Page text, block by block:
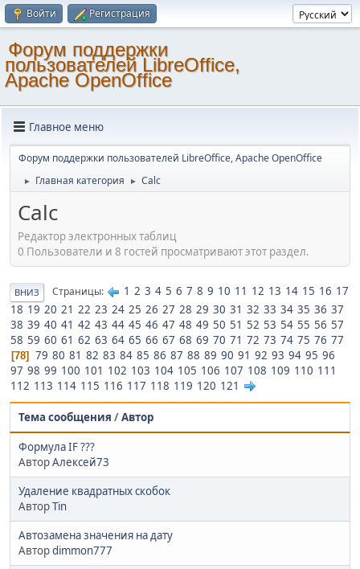
Войти Регистрация
Форум поддержки
пользователей LibreOffice,
Apache OpenOffice
Главное меню
Форум поддержки пользователей LibreOffice, Apache OpenOffice
► Главная категория ► Calc
Calc
Редактор электронных таблиц
0 Пользователи и 8 гостей просматривают этот раздел.
ВНИЗ Страницы 1 2 3 4 5 6 7 8 9 10 11 12 13 14 15 16 17
18 19 20 21 22 23 24 25 26 27 28 29 30 31 32 33 34 35 36 37
38 39 40 41 42 43 44 45 46 47 48 49 50 51 52 53 54 55 56 57
58 59 60 61 62 63 64 65 66 67 68 69 70 71 72 73 74 75 76 77
78 79 80 81 82 83 84 85 86 87 88 89 90 91 92 93 94 95 96
97 98 99 100 101 102 103 104 105 106 107 108 109 110 111
112 113 114 115 116 117 118 119 120 121
Тема сообщения /Автор
Формула IF ???
АвторАлексей73
Удаление квадратных скобок
АвторTin
Автозамена значения на дату
Авторdimmon777